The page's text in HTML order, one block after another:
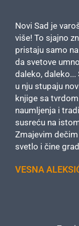
Novi Sad je
više! To sjajno
pristaju samo
da svetove
daleko,
u nju stupaju
knjige sa
naumljenja i
susreću na
Zmajevim
svetlo i čine
VESNA